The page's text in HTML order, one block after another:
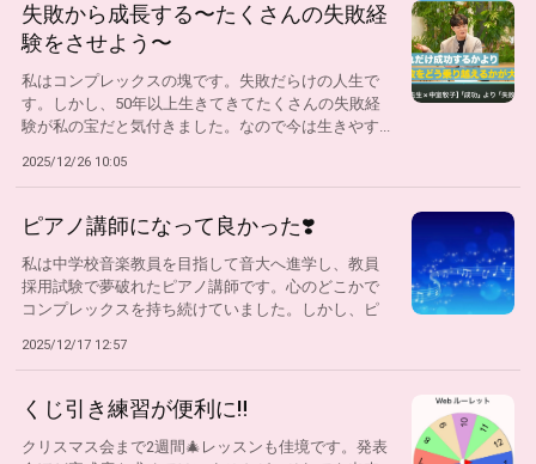
失敗から成長する〜たくさんの失敗経
験をさせよう〜
私はコンプレックスの塊です。失敗だらけの人生で
す。しかし、50年以上生きてきてたくさんの失敗経
験が私の宝だと気付きました。なので今は生きやす...
2025/12/26 10:05
ピアノ講師になって良かった❣️
私は中学校音楽教員を目指して音大へ進学し、教員
採用試験で夢破れたピアノ講師です。心のどこかで
コンプレックスを持ち続けていました。しかし、ピ
2025/12/17 12:57
くじ引き練習が便利に‼️
クリスマス会まで2週間🎄レッスンも佳境です。発表